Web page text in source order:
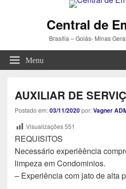
Central de
Brasília – Goiás- Minas
Menu
AUXILIAR DE
Postado em:03/11/2020por:Vagner
Visualizações551
REQUISITOS
Necessário experiêência
limpeza em Condominios.
– Experiência com jato de alta